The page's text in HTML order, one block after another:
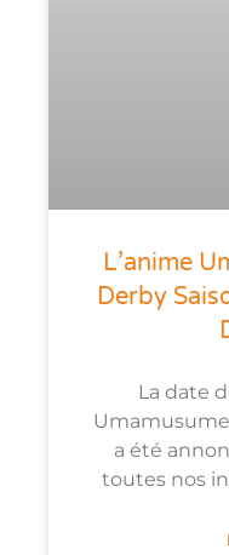
L’anime
Derby
La date
a été
toutes nos